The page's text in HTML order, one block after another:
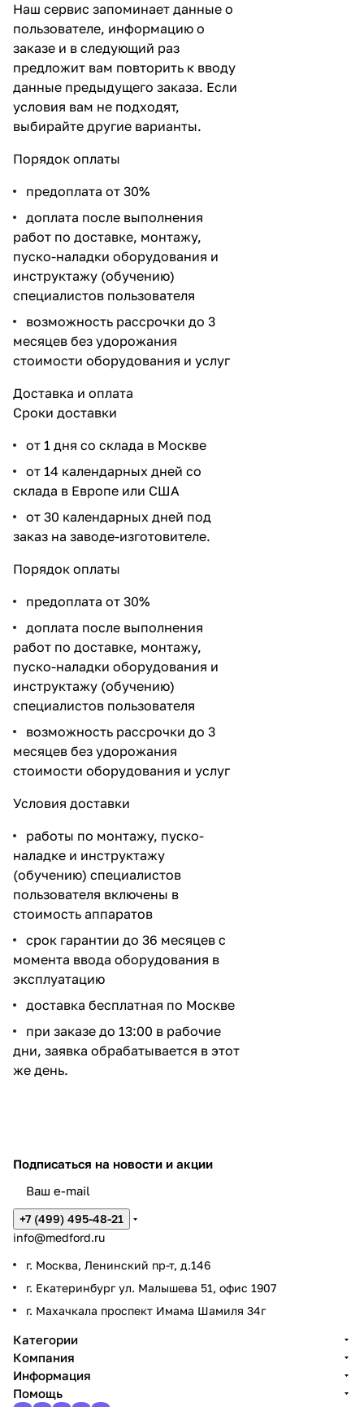
Наш сервис запоминает данные о
пользователе, информацию о
заказе и в следующий раз
предложит вам повторить к вводу
данные предыдущего заказа. Если
условия вам не подходят,
выбирайте другие варианты.
Порядок оплаты
предоплата от 30%
доплата после выполнения
работ по доставке, монтажу,
пуско-наладки оборудования и
инструктажу (обучению)
специалистов пользователя
возможность рассрочки до 3
месяцев без удорожания
стоимости оборудования и услуг
Доставка и оплата
Сроки доставки
от 1 дня со склада в Москве
от 14 календарных дней со
склада в Европе или США
от 30 календарных дней под
заказ на заводе-изготовителе.
Порядок оплаты
предоплата от 30%
доплата после выполнения
работ по доставке, монтажу,
пуско-наладки оборудования и
инструктажу (обучению)
специалистов пользователя
возможность рассрочки до 3
месяцев без удорожания
стоимости оборудования и услуг
Условия доставки
работы по монтажу, пуско-
наладке и инструктажу
(обучению) специалистов
пользователя включены в
стоимость аппаратов
срок гарантии до 36 месяцев с
момента ввода оборудования в
эксплуатацию
доставка бесплатная по Москве
при заказе до 13:00 в рабочие
дни, заявка обрабатывается в этот
же день.
Подписаться на новости и акции
+7 (499) 495-48-21
info@medford.ru
г. Москва, Ленинский пр-т, д.146
г. Екатеринбург ул. Малышева 51, офис 1907
г. Махачкала проспект Имама Шамиля 34г
Категории
Компания
Информация
Помощь